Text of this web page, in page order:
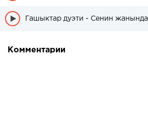
Гашыктар дуэти - Сенин жанында
Комментарии